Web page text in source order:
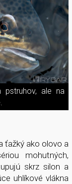
ale na
ťažký ako olovo a
mohutných,
skrz silon a
uhlíkové vlákna